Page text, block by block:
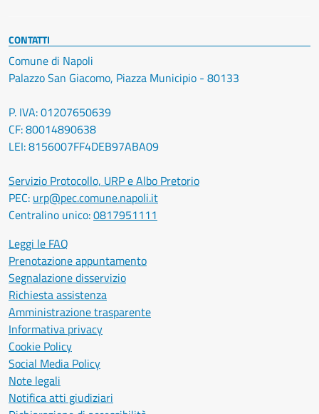
CONTATTI
Comune di Napoli
Palazzo San Giacomo, Piazza Municipio - 80133
P. IVA: 01207650639
CF: 80014890638
LEI: 8156007FF4DEB97ABA09
Servizio Protocollo, URP e Albo Pretorio
PEC: urp@pec.comune.napoli.it
Centralino unico:0817951111
Leggi le FAQ
Prenotazione appuntamento
Segnalazione disservizio
Richiesta assistenza
Amministrazione trasparente
Informativa privacy
Cookie Policy
Social Media Policy
Note legali
Notifica atti giudiziari